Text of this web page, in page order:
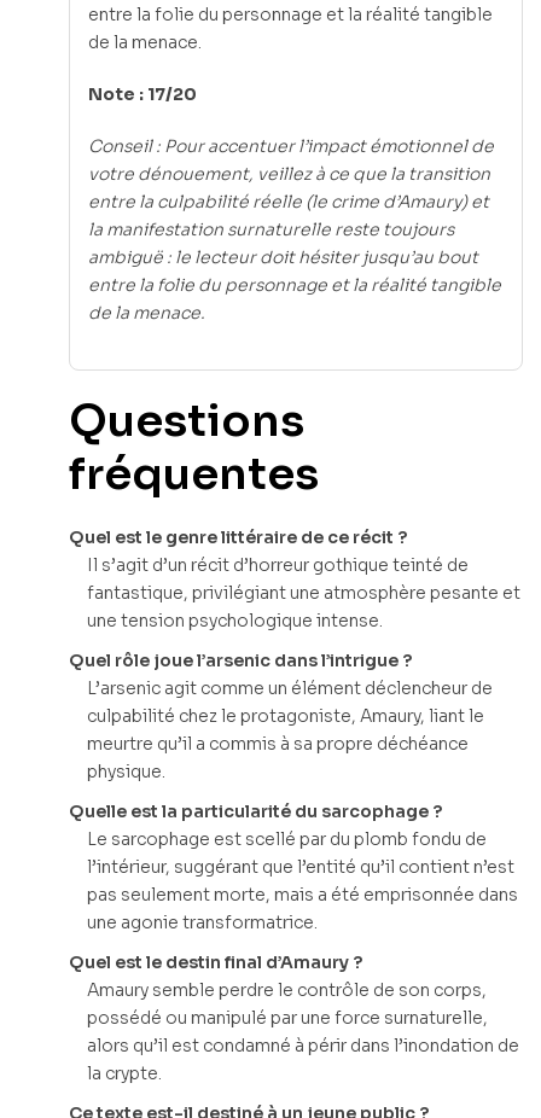
entre la folie du personnage et la réalité tangible
de la menace.
Note : 17/20
Conseil : Pour accentuer l’impact émotionnel de
votre dénouement, veillez à ce que la transition
entre la culpabilité réelle (le crime d’Amaury) et
la manifestation surnaturelle reste toujours
ambiguë : le lecteur doit hésiter jusqu’au bout
entre la folie du personnage et la réalité tangible
de la menace.
Questions
fréquentes
Quel est le genre littéraire de ce récit ?
Il s’agit d’un récit d’horreur gothique teinté de
fantastique, privilégiant une atmosphère pesante et
une tension psychologique intense.
Quel rôle joue l’arsenic dans l’intrigue ?
L’arsenic agit comme un élément déclencheur de
culpabilité chez le protagoniste, Amaury, liant le
meurtre qu’il a commis à sa propre déchéance
physique.
Quelle est la particularité du sarcophage ?
Le sarcophage est scellé par du plomb fondu de
l’intérieur, suggérant que l’entité qu’il contient n’est
pas seulement morte, mais a été emprisonnée dans
une agonie transformatrice.
Quel est le destin final d’Amaury ?
Amaury semble perdre le contrôle de son corps,
possédé ou manipulé par une force surnaturelle,
alors qu’il est condamné à périr dans l’inondation de
la crypte.
Ce texte est-il destiné à un jeune public ?